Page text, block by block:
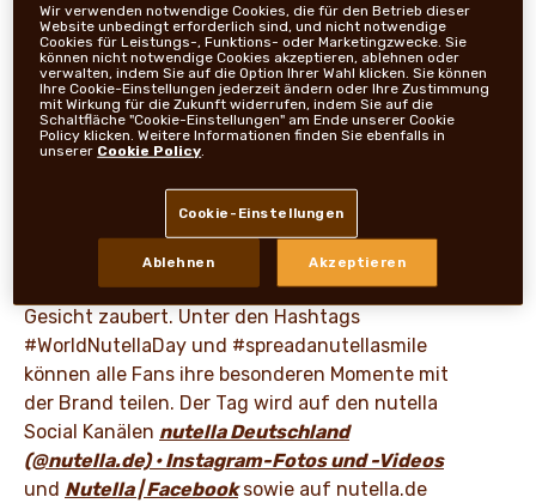
Frankfurt, 5. Februar 2025:Der World nutella®
Day, der jährlich am 5. Februar stattfindet und
von Fans für Fans ins Leben gerufen wurde,
bringt seit seiner Einführung im Jahr 2007
diesem Jahr feiern wir besonders die stetig
wachsende nutella
-Produktfamilie, die den
Fans jeden Tag aufs Neue ein Lächeln ins
Gesicht zaubert. Unter den Hashtags
#WorldNutellaDay und #spreadanutellasmile
können alle Fans ihre besonderen Momente mit
der Brand teilen. Der Tag wird auf den nutella
Social Kanälen nutella Deutschland
(@nutella.de) • Instagram-Fotos und -Videos
und Nutella | Facebooksowie auf nutella.de
Wir verwenden notwendige Cookies, die für den Betrieb dieser
Website unbedingt erforderlich sind, und nicht notwendige
Cookies für Leistungs-, Funktions- oder Marketingzwecke. Sie
können nicht notwendige Cookies akzeptieren, ablehnen oder
verwalten, indem Sie auf die Option Ihrer Wahl klicken. Sie können
Ihre Cookie-Einstellungen jederzeit ändern oder Ihre Zustimmung
mit Wirkung für die Zukunft widerrufen, indem Sie auf die
Schaltfläche "Cookie-Einstellungen" am Ende unserer Cookie
Policy klicken. Weitere Informationen finden Sie ebenfalls in
unserer Cookie Policy.
Cookie-Einstellungen
Ablehnen Akzeptieren